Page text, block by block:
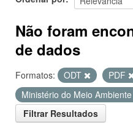
Não foram
de dados
Formatos: ODT PDF
Ministério do Meio Ambiente
Filtrar Resultados